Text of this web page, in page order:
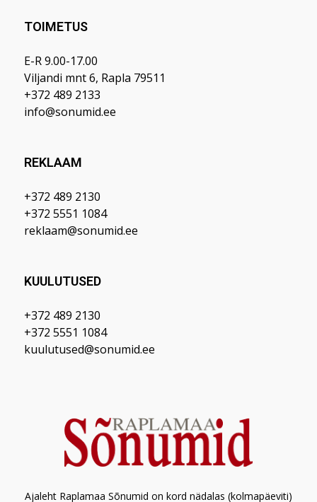
TOIMETUS
E-R 9.00-17.00
Viljandi mnt 6, Rapla 79511
+372 489 2133
info@sonumid.ee
REKLAAM
+372 489 2130
+372 5551 1084
reklaam@sonumid.ee
KUULUTUSED
+372 489 2130
+372 5551 1084
kuulutused@sonumid.ee
Ajaleht Raplamaa Sõnumid on kord nädalas (kolmapäeviti)